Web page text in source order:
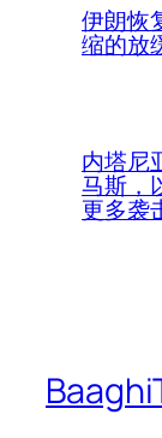
伊朗恢
缩的放
内塔尼
马斯，
更多袭